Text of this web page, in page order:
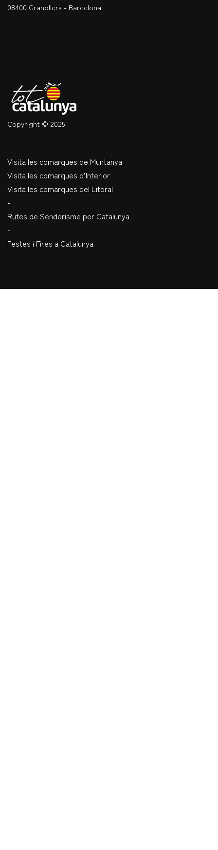
08400 Granollers - Barcelona
Copyright © 2025
Visita les comarques de Muntanya
Visita les comarques d’Interior
Visita les comarques del Litoral
-
Rutes de Senderisme per Catalunya
-
Festes i Fires a Catalunya